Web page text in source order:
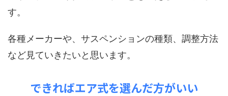
す。
各種メーカーや、サスペンションの種類、調整方法
など見ていきたいと思います。
できればエア式を選んだ方がいい